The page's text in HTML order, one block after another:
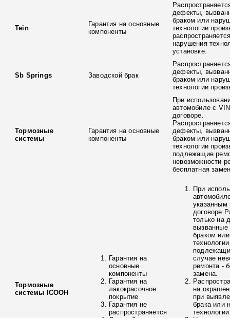
Tein
Гарантия на основные
компоненты
дефекты,
браком или
технологии
нарушения
установке.
Sb Springs Заводской брак
дефекты,
браком или
технологии
Тормозные
системы
Гарантия на основные
компоненты
При
автомобиле с
договоре.
дефекты,
браком или
технологии
подлежащие
невозможности
бесплатная
Тормозные
системы ICOOH
Гарантия на
основные
компоненты
Гарантия на
лакокрасочное
покрытие
Гарантия не
распространяется
При
указанным
только на
вызванные
браком
случае
ремонта -
замена.
на
при
брака или